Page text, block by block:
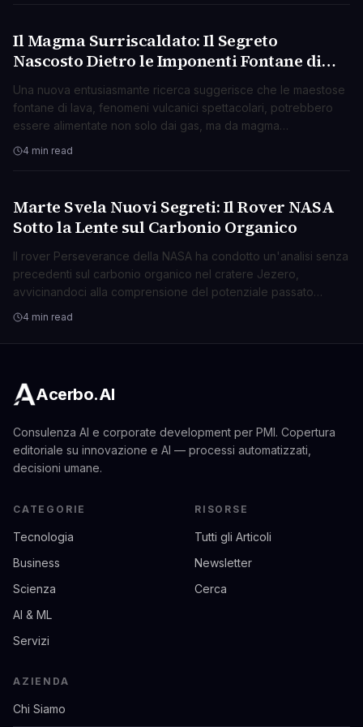
SCIENZA
Il Magma Surriscaldato: Il Segreto
Nascosto Dietro le Imponenti Fontane di
Lava?
Una nuova entusiasmante ricerca suggerisce che le maestose
fontane di lava, fenomeni vulcanici spettacolari, potrebbero
essere alimentate non solo dai gas, ma da magma
surriscaldato che si espande violentemente.
4 min read
SCIENZA
Marte Svela Nuovi Segreti: Il Rover NASA
Sotto la Lente sul Carbonio Organico
Il rover Perseverance della NASA ha condotto un'analisi senza
precedenti sul carbonio organico nel cratere Jezero,
avvicinandoci alla comprensione del potenziale passato
biologico di Marte.
4 min read
Acerbo.AI
Consulenza AI e corporate development per PMI. Copertura
editoriale su innovazione e AI — processi automatizzati,
decisioni umane.
CATEGORIE
Tecnologia
Business
Scienza
AI & ML
Servizi
RISORSE
Tutti gli Articoli
Newsletter
Cerca
AZIENDA
Chi Siamo